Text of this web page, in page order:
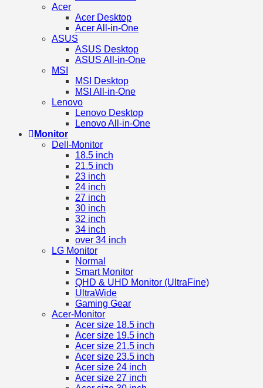
Acer
Acer Desktop
Acer All-in-One
ASUS
ASUS Desktop
ASUS All-in-One
MSI
MSI Desktop
MSI All-in-One
Lenovo
Lenovo Desktop
Lenovo All-in-One
Monitor
Dell-Monitor
18.5 inch
21.5 inch
23 inch
24 inch
27 inch
30 inch
32 inch
34 inch
over 34 inch
LG Monitor
Normal
Smart Monitor
QHD & UHD Monitor (UltraFine)
UltraWide
Gaming Gear
Acer-Monitor
Acer size 18.5 inch
Acer size 19.5 inch
Acer size 21.5 inch
Acer size 23.5 inch
Acer size 24 inch
Acer size 27 inch